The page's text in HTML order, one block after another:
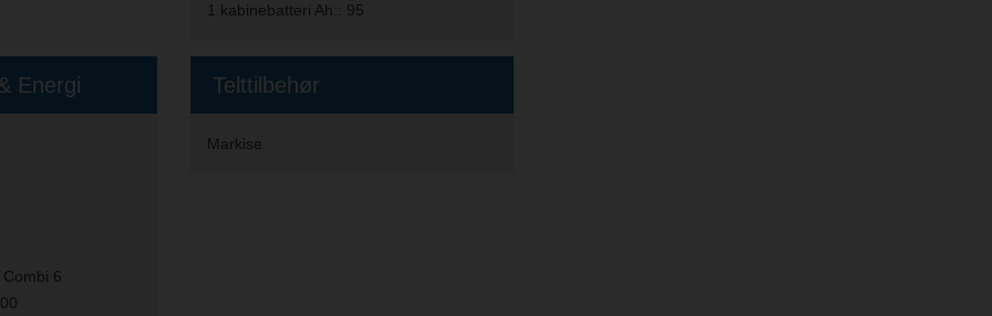
1 kabinebatteri Ah:: 95
Energi
6
Telttilbehør
Markise